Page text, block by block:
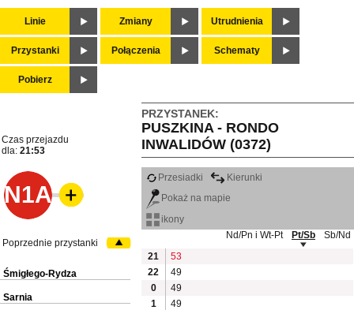
Linie Zmiany Utrudnienia
Przystanki Połączenia Schematy
Pobierz
PRZYSTANEK:
PUSZKINA - RONDO
INWALIDÓW (0372)
Czas przejazdu
dla: 21:53
N1A
Przesiadki
Kierunki
Pokaż na mapie
ikony
Nd/Pn i Wt-Pt
Pt/Sb
Sb/Nd
21
53
22
49
0
49
1
49
Poprzednie przystanki
Śmigłego-Rydza
Sarnia